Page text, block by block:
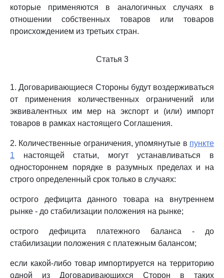
которые применяются в аналогичных случаях в
отношении собственных товаров или товаров
происхождением из третьих стран.
Статья 3
1. Договаривающиеся Стороны будут воздерживаться
от применения количественных ограничений или
эквивалентных им мер на экспорт и (или) импорт
товаров в рамках настоящего Соглашения.
2. Количественные ограничения, упомянутые в пункте
1 настоящей статьи, могут устанавливаться в
одностороннем порядке в разумных пределах и на
строго определенный срок только в случаях:
острого дефицита данного товара на внутреннем
рынке - до стабилизации положения на рынке;
острого дефицита платежного баланса - до
стабилизации положения с платежным балансом;
если какой-либо товар импортируется на территорию
одной из Договаривающихся Сторон в таких